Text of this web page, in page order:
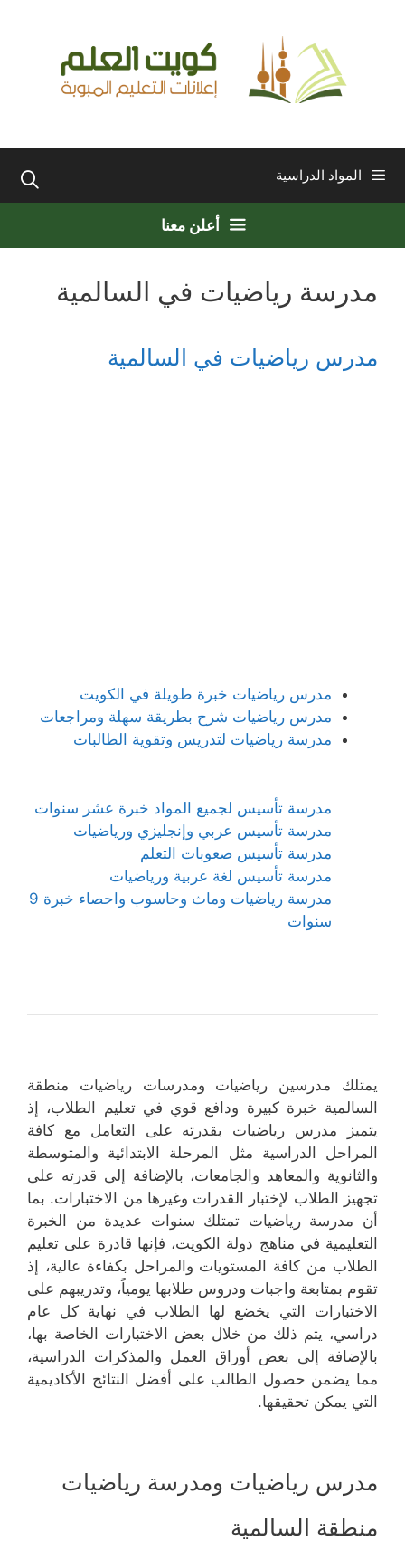
المواد الدراسية
أعلن معنا
مدرسة رياضيات في السالمية
مدرس رياضيات في السالمية
مدرس رياضيات خبرة طويلة في الكويت
مدرس رياضيات شرح بطريقة سهلة ومراجعات
مدرسة رياضيات لتدريس وتقوية الطالبات
مدرسة تأسيس لجميع المواد خبرة عشر سنوات
مدرسة تأسيس عربي وإنجليزي ورياضيات
مدرسة تأسيس صعوبات التعلم
مدرسة تأسيس لغة عربية ورياضيات
مدرسة رياضيات وماث وحاسوب واحصاء خبرة 9
سنوات
يمتلك مدرسين رياضيات ومدرسات رياضيات منطقة
السالمية خبرة كبيرة ودافع قوي في تعليم الطلاب، إذ
يتميز مدرس رياضيات بقدرته على التعامل مع كافة
المراحل الدراسية مثل المرحلة الابتدائية والمتوسطة
والثانوية والمعاهد والجامعات، بالإضافة إلى قدرته على
تجهيز الطلاب لإختبار القدرات وغيرها من الاختبارات. بما
أن مدرسة رياضيات تمتلك سنوات عديدة من الخبرة
التعليمية في مناهج دولة الكويت، فإنها قادرة على تعليم
الطلاب من كافة المستويات والمراحل بكفاءة عالية، إذ
تقوم بمتابعة واجبات ودروس طلابها يومياً، وتدريبهم على
الاختبارات التي يخضع لها الطلاب في نهاية كل عام
دراسي، يتم ذلك من خلال بعض الاختبارات الخاصة بها،
بالإضافة إلى بعض أوراق العمل والمذكرات الدراسية،
مما يضمن حصول الطالب على أفضل النتائج الأكاديمية
التي يمكن تحقيقها.
مدرس رياضيات ومدرسة رياضيات
منطقة السالمية